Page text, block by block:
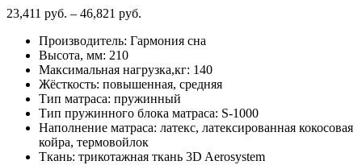
23,411 руб. – 46,821 руб.
23,411
–
46,821
руб.
Производитель: Гармония сна
Высота, мм: 210
Максимальная нагрузка,кг: 140
Жёсткость: повышенная, средняя
Тип матраса: пружинный
Тип пружинного блока матраса: S-1000
Наполнение матраса: латекс, латексированная кокосовая
койра, термовойлок
Ткань: трикотажная ткань 3D Aerosystem